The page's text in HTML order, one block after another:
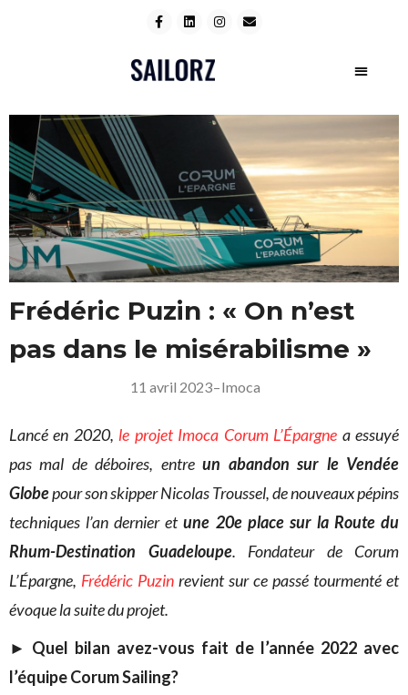
Frédéric Puzin : « On n’est
pas dans le misérabilisme »
11 avril 2023–Imoca
Lancé en 2020, le projet Imoca Corum L’Épargne a essuyé
pas mal de déboires, entreun abandon sur le Vendée
Globepour son skipper Nicolas Troussel, de nouveaux pépins
techniques l’an dernier etune 20e place sur la Route du
Rhum-Destination Guadeloupe. Fondateur de Corum
L’Épargne, Frédéric Puzin revient sur ce passé tourmenté et
évoque la suite du projet.
► Quel bilan avez-vous fait de l’année 2022 avec
l’équipe Corum Sailing?